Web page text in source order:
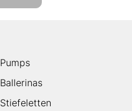
Pumps
Ballerinas
Stiefeletten